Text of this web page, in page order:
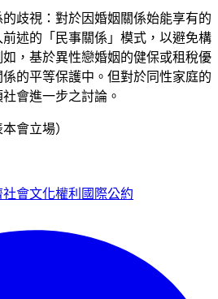
歧視：對於因婚姻關係始能享有的
述的「民事關係」模式，以避免構
，基於異性戀婚姻的健保或租稅優
的平等保護中。但對於同性家庭的
會進一步之討論。
會立場）
社會文化權利國際公約